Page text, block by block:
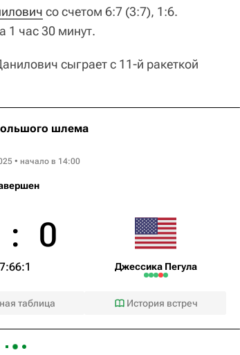
со счетом 6:7 (3:7), 1:6.
1 час 30 минут.
сыграет с 11-й ракеткой
шлема
• начало в 14:00
: 0
7:66:1 Джессика Пегула
таблица История встреч